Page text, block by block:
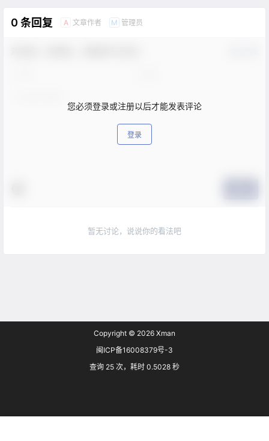
0 条回复 A 文章作者 M 管理员
您必须登录或注册以后才能发表评论
登录
暂无讨论，说说你的看法吧
Copyright © 2026 Xman
闽ICP备16008379号-3
查询 25 次，耗时 0.5028 秒